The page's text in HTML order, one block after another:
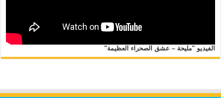
الفيديو "مليحة – عشق الصحراء العظيمة"